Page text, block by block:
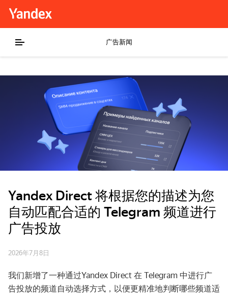
广告新闻
Yandex Direct 将根据您的描述为您
自动匹配合适的 Telegram 频道进行
广告投放
2026年7月8日
我们新增了一种通过Yandex Direct 在 Telegram 中进行广
告投放的频道自动选择方式，以便更精准地判断哪些频道适